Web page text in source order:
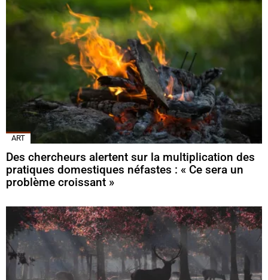
ART
Des chercheurs alertent sur la multiplication des
pratiques domestiques néfastes : « Ce sera un
problème croissant »